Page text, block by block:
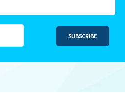
SUBSCRIBE